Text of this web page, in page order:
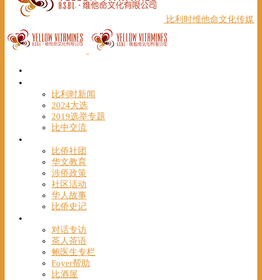
比利时维他命文化传媒
比利时新闻
2024大选
2019选举专题
比中交流
比侨社团
华文教育
涉侨政策
社区活动
华人故事
比侨史记
对话专访
茶人茶语
鲍医生专栏
Foyer帮助
比酒屋